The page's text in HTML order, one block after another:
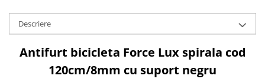
Camera bicicleta
Lant bicicleta
Urechi cadru bicicleta
Descriere
Antifurt bicicleta Force Lux spirala cod
120cm/8mm cu suport negru